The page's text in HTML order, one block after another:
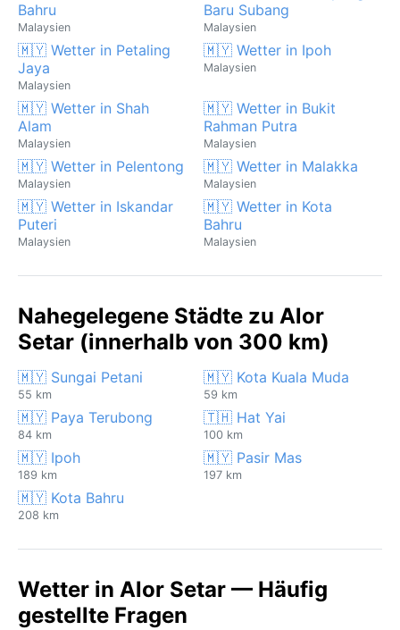
Bahru
Malaysien
Baru Subang
Malaysien
🇲🇾 Wetter in Petaling
Jaya
Malaysien
🇲🇾 Wetter in Ipoh
Malaysien
🇲🇾 Wetter in Shah
Alam
Malaysien
🇲🇾 Wetter in Bukit
Rahman Putra
Malaysien
🇲🇾 Wetter in Pelentong
Malaysien
🇲🇾 Wetter in Malakka
Malaysien
🇲🇾 Wetter in Iskandar
Puteri
Malaysien
🇲🇾 Wetter in Kota
Bahru
Malaysien
Nahegelegene Städte zu Alor
Setar (innerhalb von 300 km)
🇲🇾 Sungai Petani
55 km
🇲🇾 Kota Kuala Muda
59 km
🇲🇾 Paya Terubong
84 km
🇹🇭 Hat Yai
100 km
🇲🇾 Ipoh
189 km
🇲🇾 Pasir Mas
197 km
🇲🇾 Kota Bahru
208 km
Wetter in Alor Setar — Häufig
gestellte Fragen